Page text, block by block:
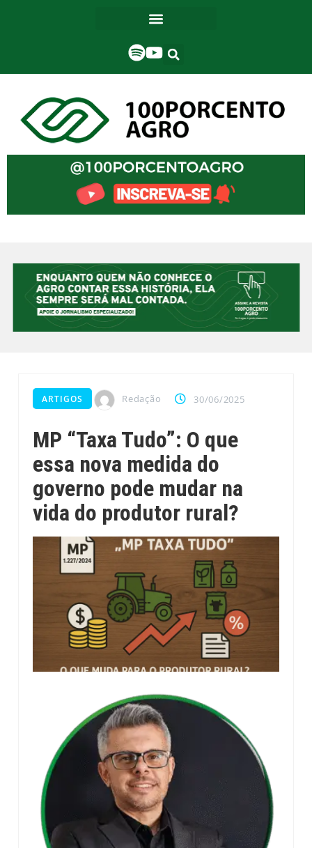
ARTIGOS Redação 30/06/2025
MP “Taxa Tudo”: O que
essa nova medida do
governo pode mudar na
vida do produtor rural?